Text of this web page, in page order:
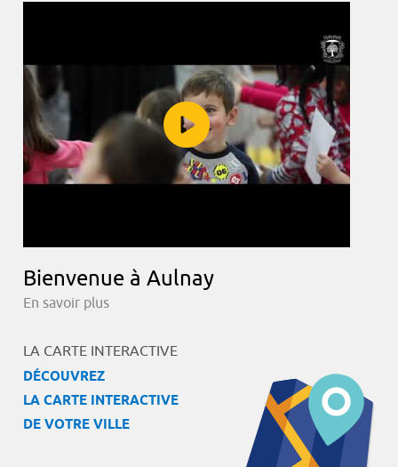
Bienvenue à Aulnay
En savoir plus
LA CARTE INTERACTIVE
DÉCOUVREZ
LA CARTE INTERACTIVE
DE VOTRE VILLE